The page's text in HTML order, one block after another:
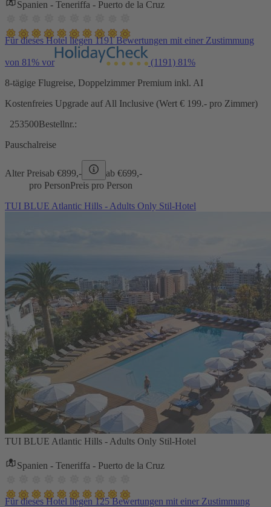
Spanien - Teneriffa - Puerto de la Cruz
Für dieses Hotel liegen 1191 Bewertungen mit einer Zustimmung
von 81% vor (1191) 81%
8-tägige Flugreise, Doppelzimmer Premium inkl. AI
Kostenfreies Upgrade auf All Inclusive (Wert € 199.- pro Zimmer)
253500Bestellnr.:
Pauschalreise
Alter Preisab €899,- ab €699,-
pro PersonPreis pro Person
TUI BLUE Atlantic Hills - Adults Only Stil-Hotel
TUI BLUE Atlantic Hills - Adults Only Stil-Hotel
Spanien - Teneriffa - Puerto de la Cruz
Für dieses Hotel liegen 125 Bewertungen mit einer Zustimmung